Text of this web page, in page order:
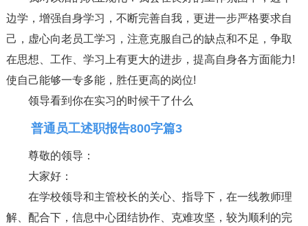
边学，增强自身学习，不断完善自我，更进一步严格要求自
己，虚心向老员工学习，注意克服自己的缺点和不足，争取
在思想、工作、学习上有更大的进步，提高自身各方面能力!
使自己能够一专多能，胜任更高的岗位!
领导看到你在实习的时候干了什么
普通员工述职报告800字篇3
尊敬的领导：
大家好：
在学校领导和主管校长的关心、指导下，在一线教师理
解、配合下，信息中心团结协作、克难攻坚，较为顺利的完